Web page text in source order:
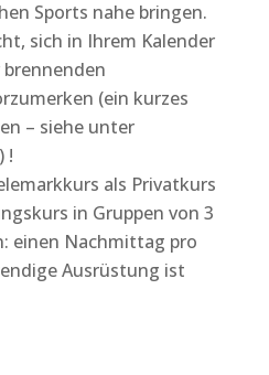
Sports nahe bringen.
sich in Ihrem Kalender
brennenden
(ein kurzes
– siehe unter
!
als Privatkurs
in Gruppen von 3
einen Nachmittag pro
Ausrüstung ist